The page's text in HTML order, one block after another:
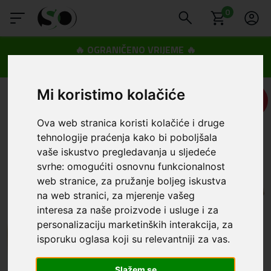
Mi koristimo kolačiće
Ova web stranica koristi kolačiće i druge
tehnologije praćenja kako bi poboljšala
vaše iskustvo pregledavanja u sljedeće
svrhe:omogućiti osnovnu funkcionalnost
web stranice, za pružanje boljeg iskustva
na web stranici, za mjerenje vašeg
interesa za naše proizvode i usluge i za
personalizaciju marketinških interakcija, za
isporuku oglasa koji su relevantniji za vas.
0
🔥 OGRANIČENO VRIJEME 🔥